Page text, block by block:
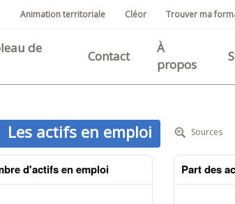
Animation territoriale Cléor Trouver ma
de
Contact
À
propos
Les actifs en emploi Sources
d'actifs en emploi Part des